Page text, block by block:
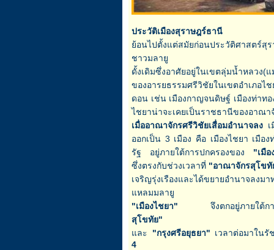
ประวัติเมืองสุราษฎร์ธานี
ย้อนไปตั้งแต่สมัยก่อนประวัติศาสตร์สุร
ชาวมลายู
ดั้งเดิมซึ่งอาศัยอยู่ในเขตลุ่มน้ำหลวง
ของอารยธรรมศรีวิชัยในเขตอำเภอไ
ดอน เช่น เมืองกาญจนดิษฐ์ เมืองท่าท
ไชยาน่าจะเคยเป็นราชธานีของอาณ
เมื่ออาณาจักรศรีวิชัยเสื่อมอำนาจลง
ออกเป็น 3 เมือง คือ เมืองไชยา เมือง
รัฐ อยู่ภายใต้การปกครองของ "เมื
ซึ่งตรงกับช่วงเวลาที่ "อาณาจักรสุโข
เจริญรุ่งเรืองและได้ขยายอำนาจลงมา
แหลมมลายู
"เมืองไชยา" จึงตกอยู่ภายใต้การ
สุโขทัย"
และ "กรุงศรีอยุธยา" เวลาต่อมาใน
4